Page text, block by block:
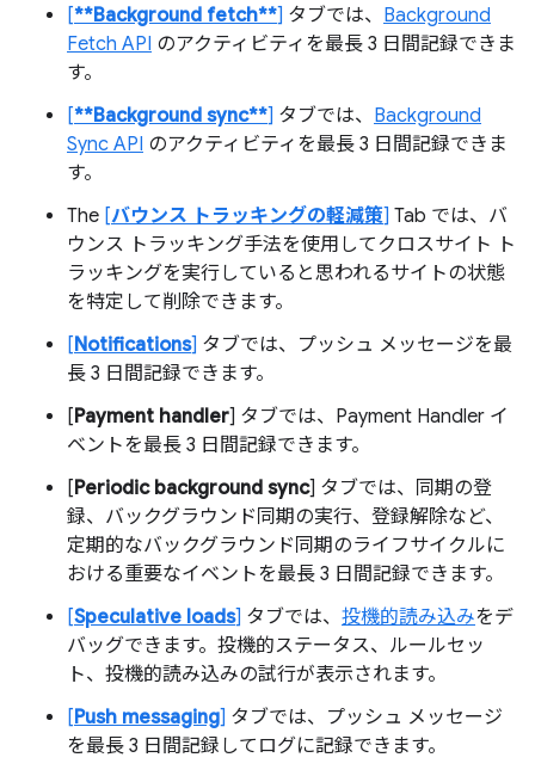
[**Background fetch**] タブでは、 Background
Fetch API のアクティビティを最長 3 日間記録できま
す。
[**Background sync**] タブでは、 Background
Sync API のアクティビティを最長 3 日間記録できま
す。
The [バウンス トラッキングの軽減策] Tab では、バ
ウンス トラッキング手法を使用してクロスサイト ト
ラッキングを実行していると思われるサイトの状態
を特定して削除できます。
[Notifications] タブでは、プッシュ メッセージを最
長 3 日間記録できます。
[Payment handler] タブでは、Payment Handler イ
ベントを最長 3 日間記録できます。
[Periodic background sync] タブでは、同期の登
録、バックグラウンド同期の実行、登録解除など、
定期的なバックグラウンド同期のライフサイクルに
おける重要なイベントを最長 3 日間記録できます。
[Speculative loads] タブでは、 投機的読み込みをデ
バッグできます。投機的ステータス、ルールセッ
ト、投機的読み込みの試行が表示されます。
[Push messaging] タブでは、プッシュ メッセージ
を最長 3 日間記録してログに記録できます。